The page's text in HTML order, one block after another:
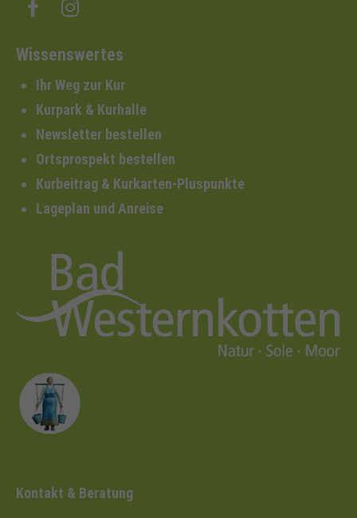
Wissenswertes
Ihr Weg zur Kur
Kurpark & Kurhalle
Newsletter bestellen
Ortsprospekt bestellen
Kurbeitrag & Kurkarten-Pluspunkte
Lageplan und Anreise
Kontakt & Beratung